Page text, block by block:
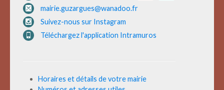
mairie.guzargues@wanadoo.fr
Suivez-nous sur Instagram
Téléchargez l'application Intramuros
Horaires et détails de votre mairie